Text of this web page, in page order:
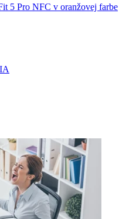
5 Pro NFC v oranžovej farbe